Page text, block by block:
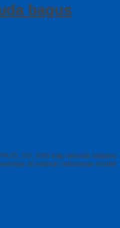
bagus
SD, foto baju wisuda sarjana
di seluruh Indonesia model